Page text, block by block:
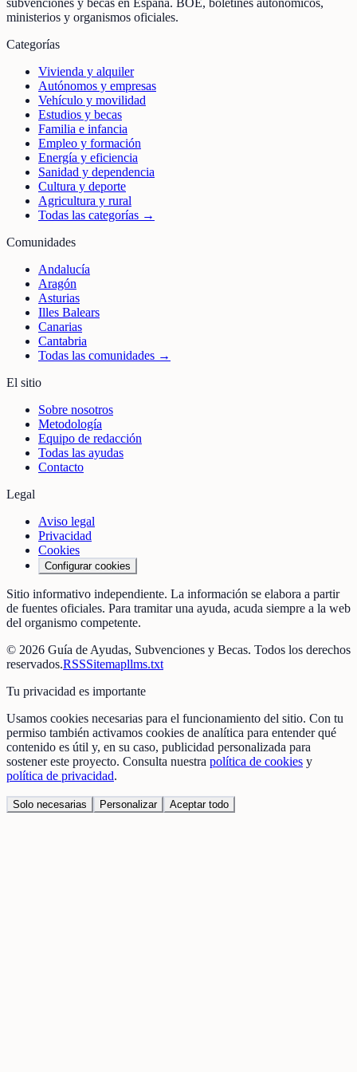
subvenciones y becas en España. BOE, boletines autonómicos,
ministerios y organismos oficiales.
Categorías
Vivienda y alquiler
Autónomos y empresas
Vehículo y movilidad
Estudios y becas
Familia e infancia
Empleo y formación
Energía y eficiencia
Sanidad y dependencia
Cultura y deporte
Agricultura y rural
Todas las categorías →
Comunidades
Andalucía
Aragón
Asturias
Illes Balears
Canarias
Cantabria
Todas las comunidades →
El sitio
Sobre nosotros
Metodología
Equipo de redacción
Todas las ayudas
Contacto
Legal
Aviso legal
Privacidad
Cookies
Configurar cookies
Sitio informativo independiente. La información se elabora a partir
de fuentes oficiales. Para tramitar una ayuda, acuda siempre a la web
del organismo competente.
© 2026 Guía de Ayudas, Subvenciones y Becas. Todos los derechos
reservados.RSSSitemapllms.txt
Tu privacidad es importante
Usamos cookies necesarias para el funcionamiento del sitio. Con tu
permiso también activamos cookies de analítica para entender qué
contenido es útil y, en su caso, publicidad personalizada para
sostener este proyecto. Consulta nuestra política de cookies y
política de privacidad.
Solo necesarias Personalizar Aceptar todo